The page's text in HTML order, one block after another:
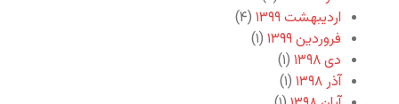
اردیبهشت ۱۳۹۹
(۴)
فروردین ۱۳۹۹
(۱)
دی ۱۳۹۸
(۱)
آذر ۱۳۹۸
(۱)